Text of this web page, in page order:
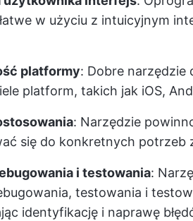
w użyciu z intuicyjnym
platformy: Dobre narzędzie
platform, takich jak iOS,
: Narzędzie
się do konkretnych potrzeb
i testowania:
testowania i
identyfikację i naprawę